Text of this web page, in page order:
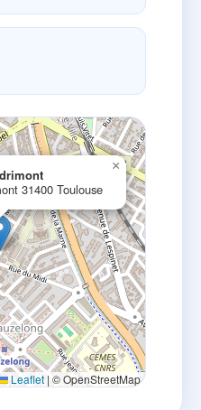
31400 Toulouse
×
Leaflet | © OpenStreetMap